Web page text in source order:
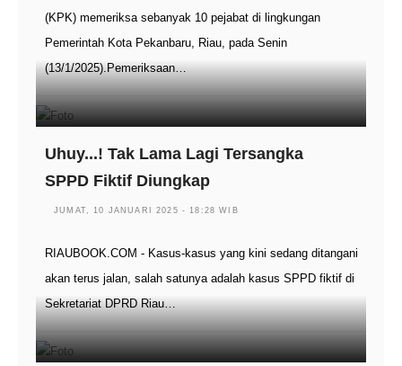
(KPK) memeriksa sebanyak 10 pejabat di lingkungan
Pemerintah Kota Pekanbaru, Riau, pada Senin
(13/1/2025).Pemeriksaan…
Uhuy...! Tak Lama Lagi Tersangka
SPPD Fiktif Diungkap
JUMAT, 10 JANUARI 2025 - 18:28 WIB
RIAUBOOK.COM - Kasus-kasus yang kini sedang ditangani
akan terus jalan, salah satunya adalah kasus SPPD fiktif di
Sekretariat DPRD Riau…